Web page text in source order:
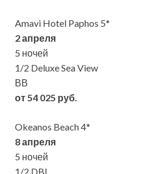
Amavi Hotel Paphos 5*
2 апреля
5 ночей
1/2 Deluxe Sea View
ВВ
от 54 025 руб.
Okeanos Beach 4*
8 апреля
5 ночей
1/2 DBL